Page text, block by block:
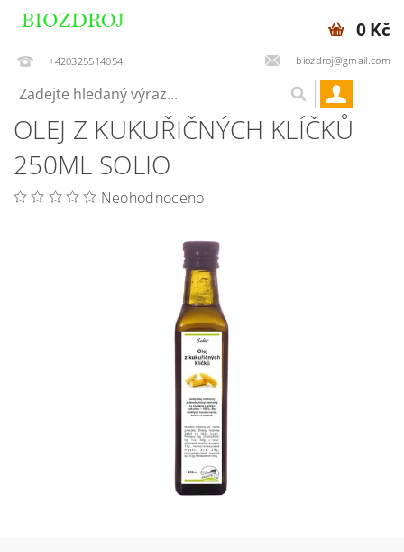
+420325514054 biozdroj@gmail.com
0 Kč
OLEJ Z KUKUŘIČNÝCH KLÍČKŮ
250ML SOLIO
Neohodnoceno